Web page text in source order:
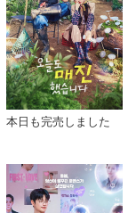
本日も完売しました